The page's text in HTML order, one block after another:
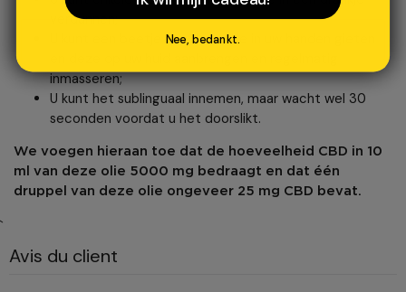
verdunnen;
U kunt een beetje van deze olie in uw handen gieten
inmasseren;
U kunt het sublinguaal innemen, maar wacht wel 30
seconden voordat u het doorslikt.
We voegen hieraan toe dat de hoeveelheid CBD in 10
ml van deze olie 5000 mg bedraagt en dat één
druppel van deze olie ongeveer 25 mg CBD bevat.
`
Avis du client
Nee, bedankt.